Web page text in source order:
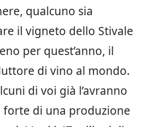
qualcuno sia
il vigneto dello Stivale
per quest’anno, il
di vino al mondo.
di voi già l’avranno
forte di una produzione